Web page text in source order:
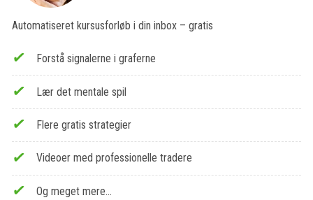
Automatiseret kursusforløb i din inbox – gratis
Forstå signalerne i graferne
Lær det mentale spil
Flere gratis strategier
Videoer med professionelle tradere
Og meget mere…